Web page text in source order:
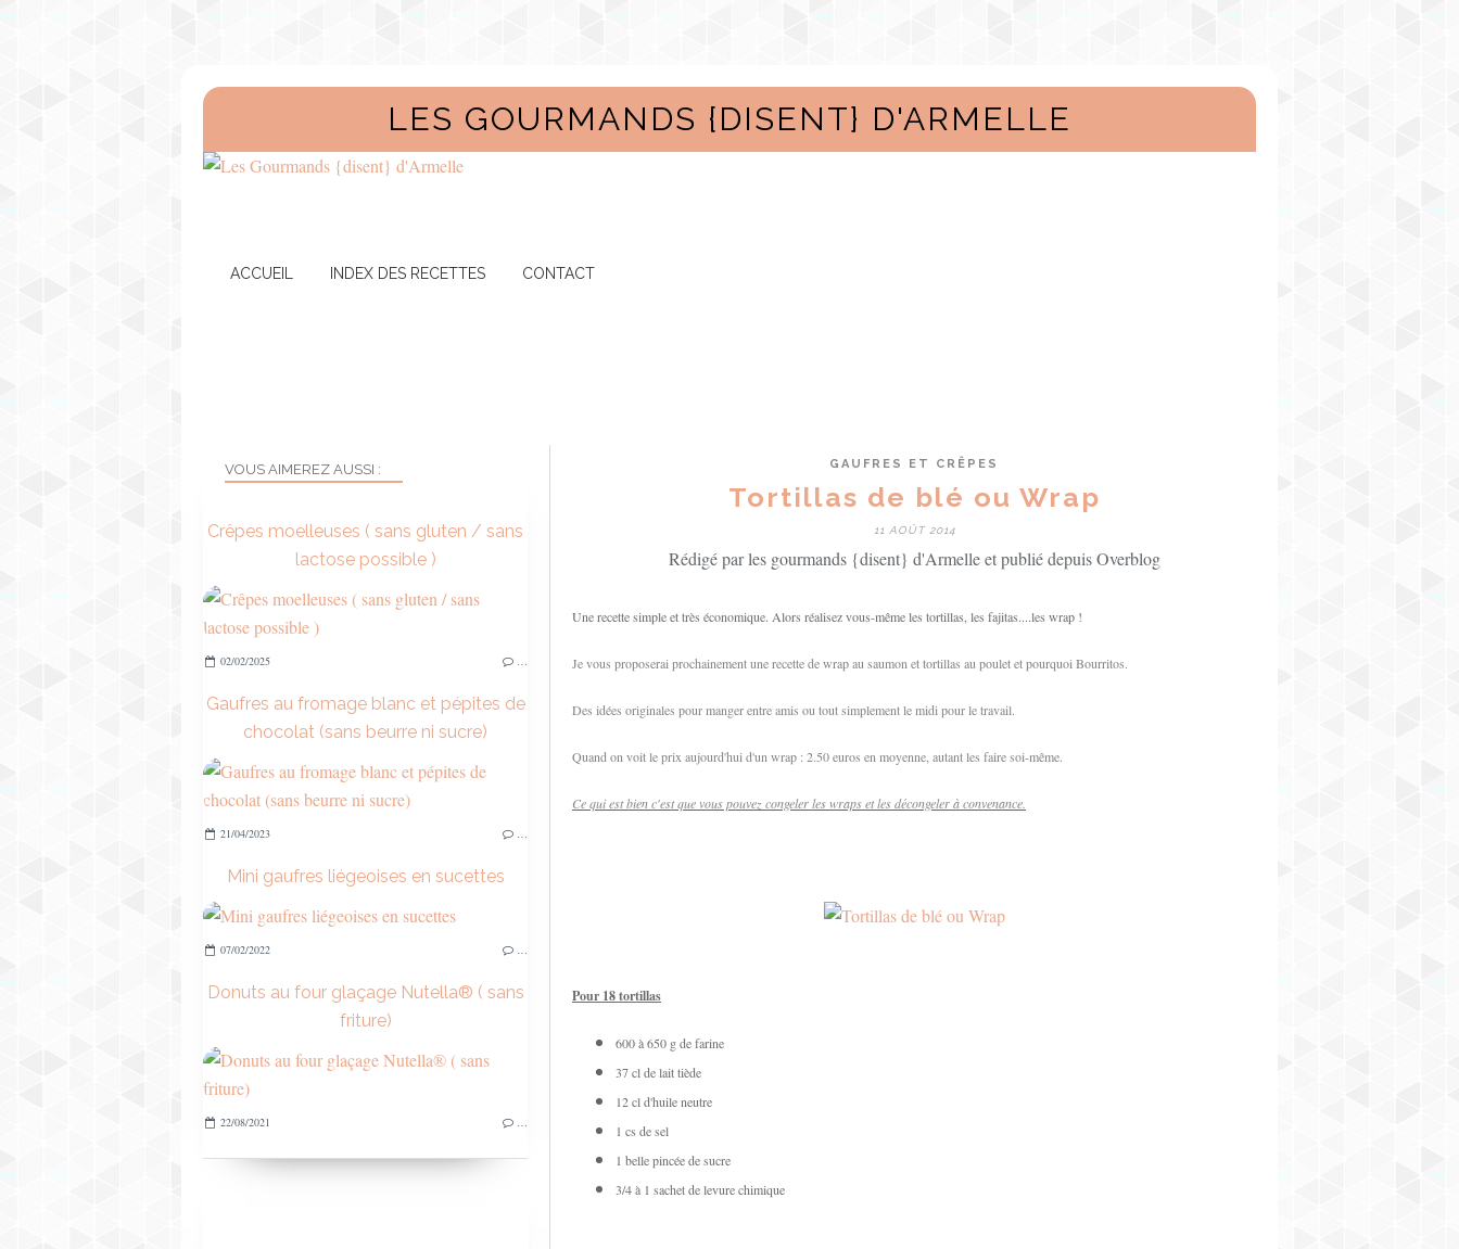
LES GOURMANDS {DISENT} D'ARMELLE
ACCUEIL INDEX DES RECETTES CONTACT
GAUFRES ET CRÊPES
Tortillas de blé ou Wrap
11 AOÛT 2014
Rédigé par les gourmands {disent} d'Armelle et publié depuis Overblog
Une recette simple et très économique. Alors réalisez vous-même les tortillas, les fajitas....les wrap !
Je vous proposerai prochainement une recette de wrap au saumon et tortillas au poulet et pourquoi Bourritos.
Des idées originales pour manger entre amis ou tout simplement le midi pour le travail.
Quand on voit le prix aujourd'hui d'un wrap : 2.50 euros en moyenne, autant les faire soi-même.
Ce qui est bien c'est que vous pouvez congeler les wraps et les décongeler à convenance.
Pour 18 tortillas
600 à 650 g de farine
37 cl de lait tiède
12 cl d'huile neutre
1 cs de sel
1 belle pincée de sucre
3/4 à 1 sachet de levure chimique
VOUS AIMEREZ AUSSI :
Crêpes moelleuses ( sans gluten / sans
lactose possible )
02/02/2025 …
Gaufres au fromage blanc et pépites de
chocolat (sans beurre ni sucre)
21/04/2023 …
Mini gaufres liégeoises en sucettes
07/02/2022 …
Donuts au four glaçage Nutella® ( sans
friture)
22/08/2021 …